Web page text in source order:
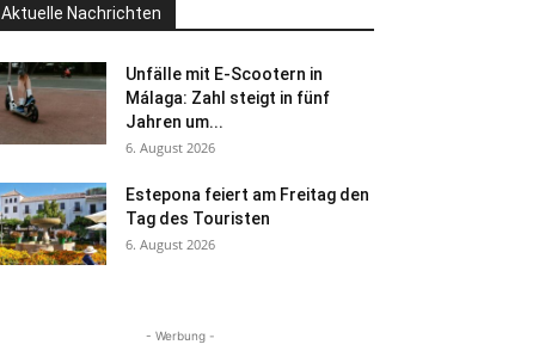
Aktuelle Nachrichten
Unfälle mit E-Scootern in
Málaga: Zahl steigt in fünf
Jahren um...
6. August 2026
Estepona feiert am Freitag den
Tag des Touristen
6. August 2026
- Werbung -